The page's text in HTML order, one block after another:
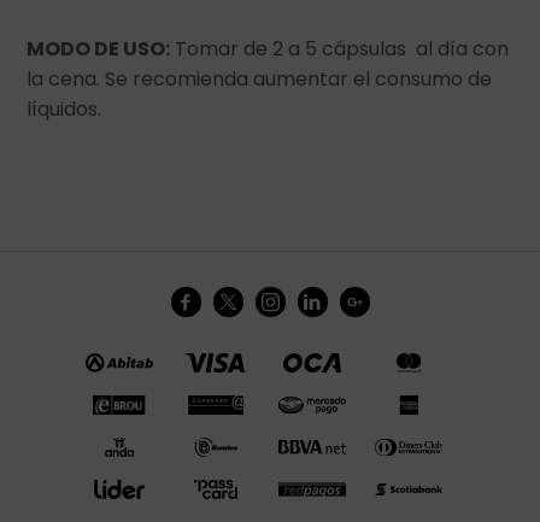
MODO DE USO: Tomar de 2 a 5 cápsulas al día con
la cena. Se recomienda aumentar el consumo de
líquidos.
    